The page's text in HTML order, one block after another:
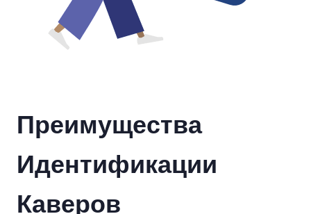
Преимущества
Идентификации
Каверов